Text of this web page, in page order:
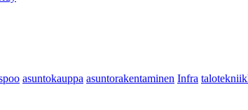
asuntokauppa asuntorakentaminen Infra